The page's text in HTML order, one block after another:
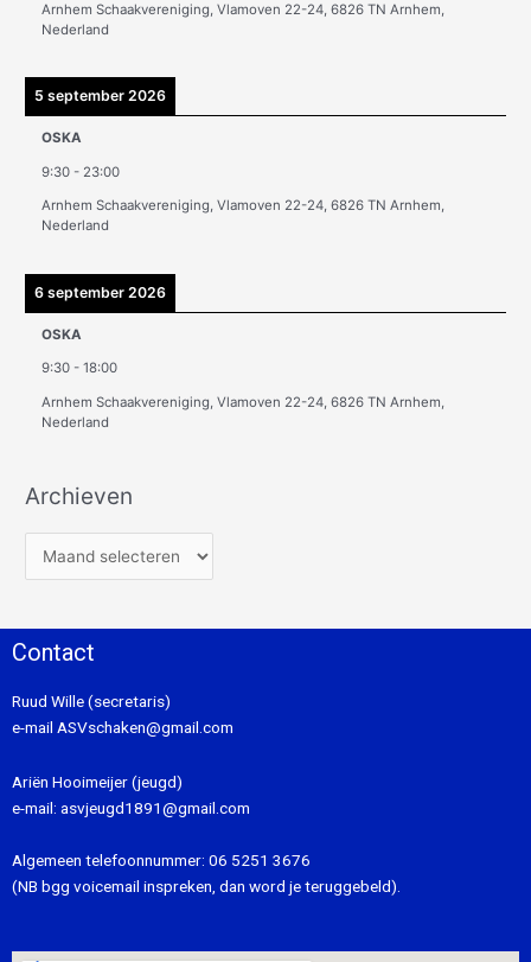
Arnhem Schaakvereniging, Vlamoven 22-24, 6826 TN Arnhem,
Nederland
5 september 2026
OSKA
9:30 - 23:00
Arnhem Schaakvereniging, Vlamoven 22-24, 6826 TN Arnhem,
Nederland
6 september 2026
OSKA
9:30 -18:00
Arnhem Schaakvereniging, Vlamoven 22-24, 6826 TN Arnhem,
Nederland
Archieven
Contact
Ruud Wille (secretaris)
e-mail ASVschaken@gmail.com
Ariën Hooimeijer (jeugd)
e-mail: asvjeugd1891@gmail.com
Algemeen telefoonnummer: 06 5251 3676
(NB bgg voicemail inspreken, dan word je teruggebeld).